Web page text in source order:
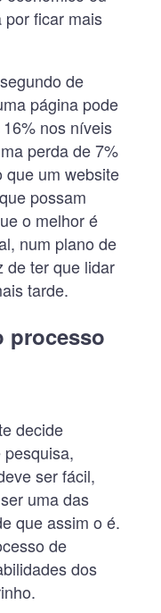
por ficar mais
de
página pode
nos níveis
perda de 7%
que um website
possam
o melhor é
num plano de
de ter que lidar
tarde.
processo
decide
ser fácil,
uma das
que assim o é.
de
dos